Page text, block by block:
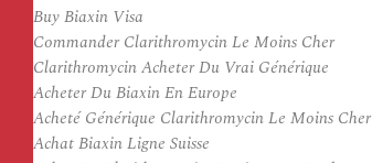
Buy Biaxin Visa
Commander Clarithromycin Le Moins Cher
Clarithromycin Acheter Du Vrai Générique
Acheter Du Biaxin En Europe
Acheté Générique Clarithromycin Le Moins Cher
Achat Biaxin Ligne Suisse